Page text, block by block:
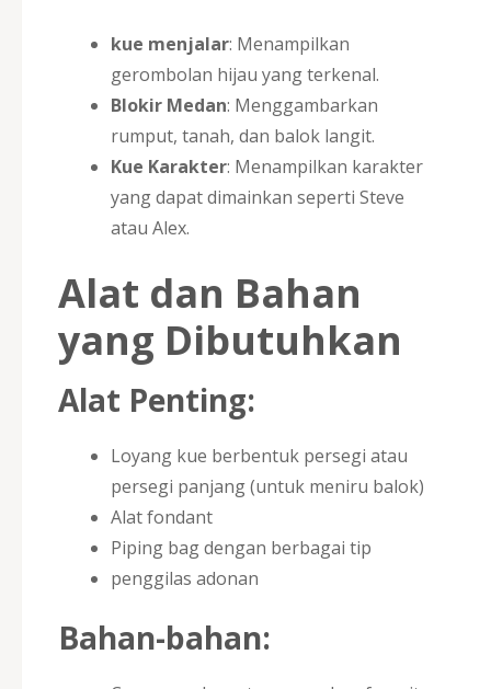
kue menjalar: Menampilkan
gerombolan hijau yang terkenal.
Blokir Medan: Menggambarkan
rumput, tanah, dan balok langit.
Kue Karakter: Menampilkan karakter
yang dapat dimainkan seperti Steve
atau Alex.
Alat dan Bahan
yang Dibutuhkan
Alat Penting:
Loyang kue berbentuk persegi atau
persegi panjang (untuk meniru balok)
Alat fondant
Piping bag dengan berbagai tip
penggilas adonan
Bahan-bahan: